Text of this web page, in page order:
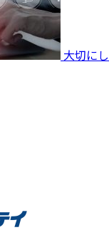
大切にし